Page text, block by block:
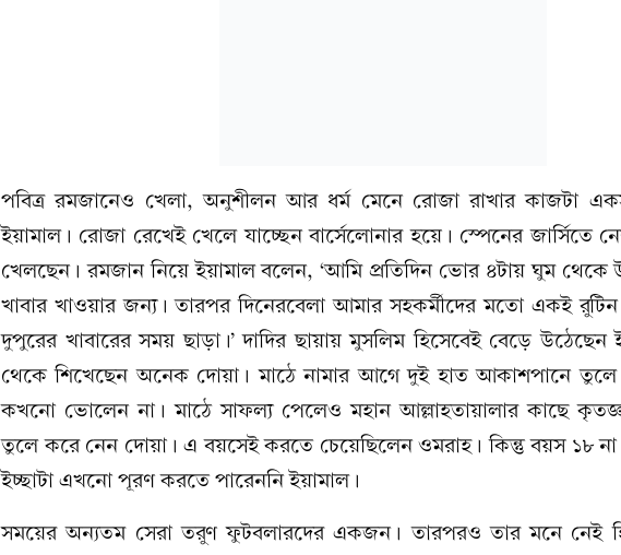
পবিত্র রমজানেও খেলা, অনুশীলন আর ধর্ম মেনে রোজা রাখার কাজটা
ইয়ামাল। রোজা রেখেই খেলে যাচ্ছেন বার্সেলোনার হয়ে। স্পেনের জার্সিতে
খেলছেন। রমজান নিয়ে ইয়ামাল বলেন, ‘আমি প্রতিদিন ভোর ৪টায় ঘুম থেকে
খাবার খাওয়ার জন্য। তারপর দিনেরবেলা আমার সহকর্মীদের মতো একই
দুপুরের খাবারের সময় ছাড়া।’ দাদির ছায়ায় মুসলিম হিসেবেই বেড়ে উঠেছেন
থেকে শিখেছেন অনেক দোয়া। মাঠে নামার আগে দুই হাত আকাশপানে
কখনো ভোলেন না। মাঠে সাফল্য পেলেও মহান আল্লাহতায়ালার কাছে
তুলে করে নেন দোয়া। এ বয়সেই করতে চেয়েছিলেন ওমরাহ। কিন্তু বয়স ১৮
ইচ্ছাটা এখনো পূরণ করতে পারেননি ইয়ামাল।
সময়ের অন্যতম সেরা তরুণ ফুটবলারদের একজন। তারপরও তার মনে নেই